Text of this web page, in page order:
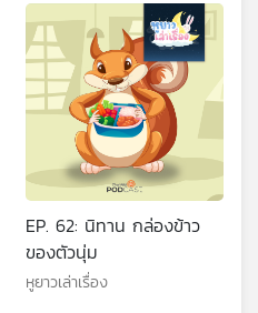
EP. 62: นิทาน กล่องข้าว
ของตัวนุ่ม
หูยาวเล่าเรื่อง